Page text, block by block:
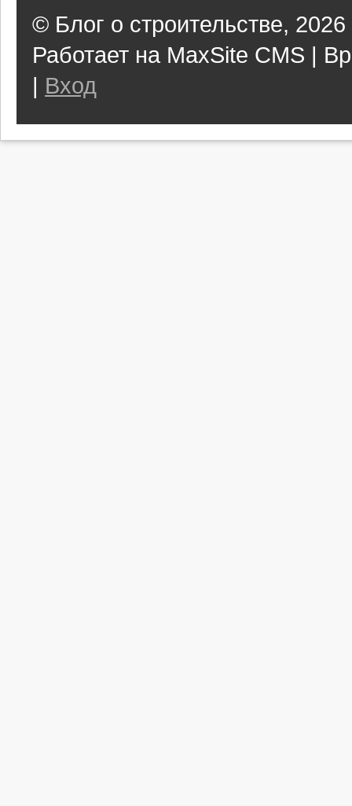
© Блог о строительстве, 2026
Работает на MaxSite CMS |
| Вход